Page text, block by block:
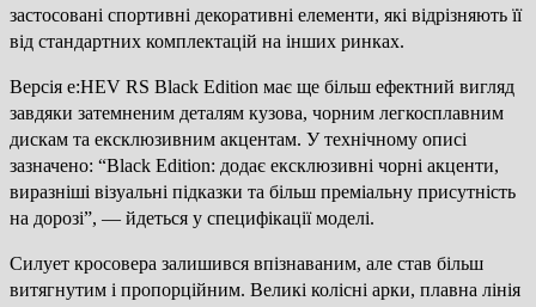
застосовані спортивні декоративні елементи, які відрізняють її
від стандартних комплектацій на інших ринках.
Версія e:HEV RS Black Edition має ще більш ефектний вигляд
завдяки затемненим деталям кузова, чорним легкосплавним
дискам та ексклюзивним акцентам. У технічному описі
зазначено: “Black Edition: додає ексклюзивні чорні акценти,
виразніші візуальні підказки та більш преміальну присутність
на дорозі”, — йдеться у специфікації моделі.
Силует кросовера залишився впізнаваним, але став більш
витягнутим і пропорційним. Великі колісні арки, плавна лінія